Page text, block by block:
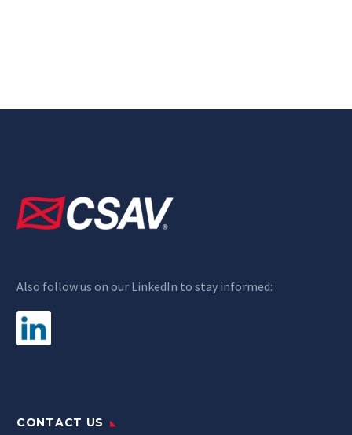
Also follow us on our LinkedIn to stay informed:
CONTACT US